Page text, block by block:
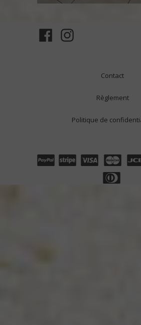
Contact
Règlement
Politique de